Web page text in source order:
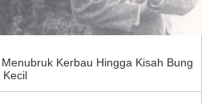
Kerbau Hingga Kisah Bung
Kecil